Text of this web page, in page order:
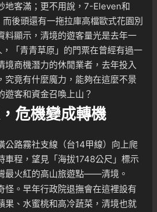
地客滿；更不用說，7-Eleven和
後頭還有一拖拉庫高檔歐式花園別
料顯示，清境的遊客量光是去年一
「青青草原」的門票在曾經有過一
境商機潛力的休閒業者，去年投入
究竟有什麼魔力，能夠在這麼不景
遊客和資金召喚上山？
危機變成轉機
路霧社支線（台14甲線）向上爬
車程，望見「海拔1748公尺」標示
最火紅的高山旅遊點——清境。
。早年行政院退撫會在這裡設有
果、水蜜桃和高冷蔬菜，清境也就